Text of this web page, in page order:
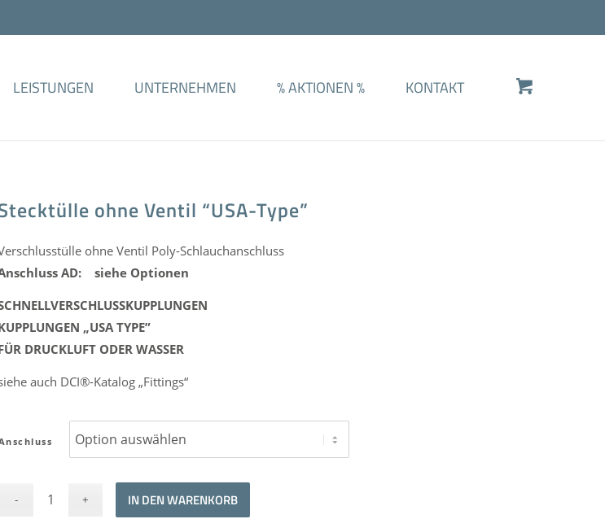
LEISTUNGEN UNTERNEHMEN %AKTIONEN% KONTAKT
ohne Ventil “USA-Type”
ohne Ventil Poly-Schlauchanschluss
AD: siehe Optionen
„USA TYPE”
DRUCKLUFT ODER WASSER
auch DCI®-Katalog „Fittings“
IN DEN WARENKORB